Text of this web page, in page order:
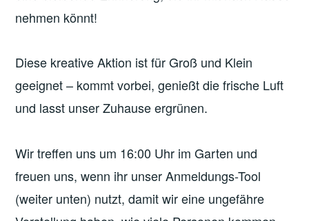
nehmen könnt!
Diese kreative Aktion ist für Groß und Klein
geeignet – kommt vorbei, genießt die frische Luft
und lasst unser Zuhause ergrünen.
Wir treffen uns um 16:00 Uhr im Garten und
freuen uns, wenn ihr unser Anmeldungs-Tool
(weiter unten) nutzt, damit wir eine ungefähre